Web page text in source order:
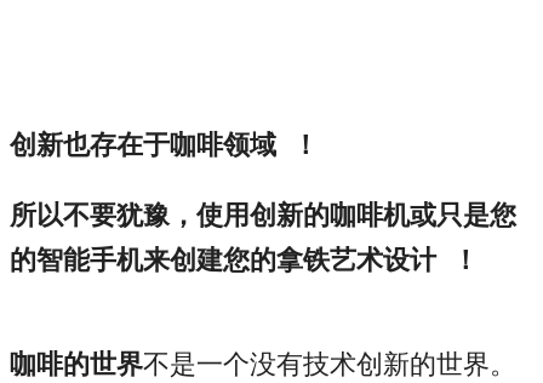
创新也存在于咖啡领域 ！
所以不要犹豫，使用创新的咖啡机或只是您
的智能手机来创建您的拿铁艺术设计 ！
咖啡的世界不是一个没有技术创新的世界。